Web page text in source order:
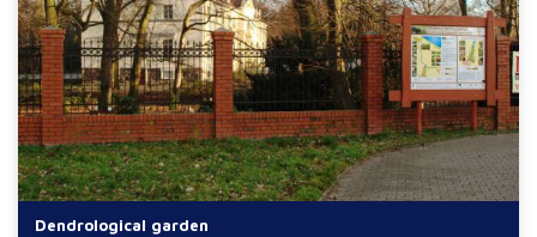
Dendrological garden